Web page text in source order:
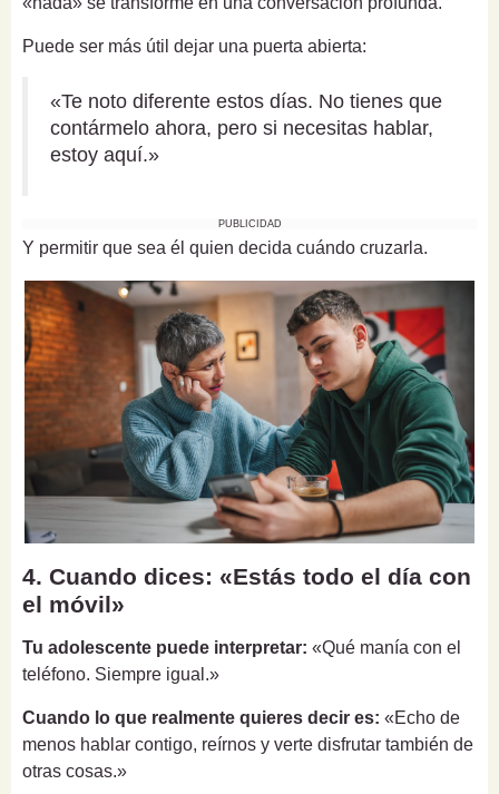
Puede ser más útil dejar una puerta abierta:
«Te noto diferente estos días. No tienes que
contármelo ahora, pero si necesitas hablar,
estoy aquí.»
PUBLICIDAD
Y permitir que sea él quien decida cuándo cruzarla.
4. Cuando dices: «Estás todo el día con
el móvil»
Tu adolescente puede interpretar: «Qué manía con el
teléfono. Siempre igual.»
Cuando lo que realmente quieres decir es: «Echo de
menos hablar contigo, reírnos y verte disfrutar también de
otras cosas.»